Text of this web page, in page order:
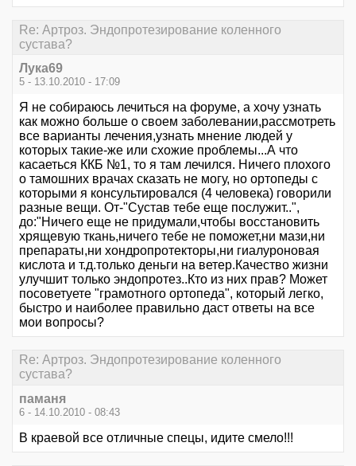
Re: Артроз. Эндопротезирование коленного
сустава?
Лука69
5 - 13.10.2010 - 17:09
Я не собираюсь лечиться на форуме, а хочу узнать
как можно больше о своем заболевании,рассмотреть
все варианты лечения,узнать мнение людей у
которых такие-же или схожие проблемы...А что
касаеться ККБ №1, то я там лечился. Ничего плохого
о тамошних врачах сказать не могу, но ортопеды с
которыми я консультировался (4 человека) говорили
разные вещи. От-"Сустав тебе еще послужит..",
до:"Ничего еще не придумали,чтобы восстановить
хрящевую ткань,ничего тебе не поможет,ни мази,ни
препараты,ни хондропротекторы,ни гиалуроновая
кислота и т.д.только деньги на ветер.Качество жизни
улучшит только эндопротез..Кто из них прав? Может
посоветуете "грамотного ортопеда", который легко,
быстро и наиболее правильно даст ответы на все
мои вопросы?
Re: Артроз. Эндопротезирование коленного
сустава?
паманя
6 - 14.10.2010 - 08:43
В краевой все отличные спецы, идите смело!!!